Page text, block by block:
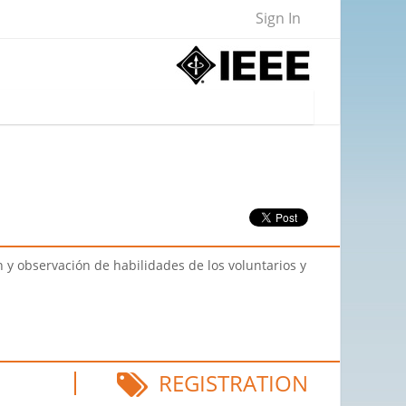
Sign In
observación de habilidades de los voluntarios y
REGISTRATION